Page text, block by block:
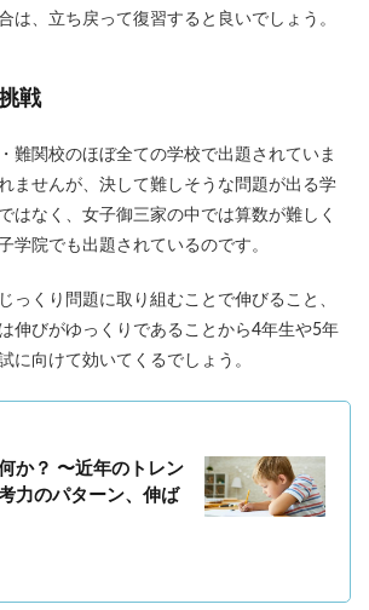
は、立ち戻って復習すると良いでしょう。
戦
難関校のほぼ全ての学校で出題されていま
ませんが、決して難しそうな問題が出る学
はなく、女子御三家の中では算数が難しく
学院でも出題されているのです。
っくり問題に取り組むことで伸びること、
伸びがゆっくりであることから4年生や5年
に向けて効いてくるでしょう。
か？ 〜近年のトレン
力のパターン、伸ば